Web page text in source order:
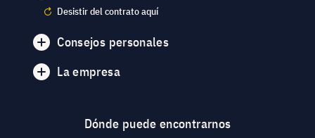
Desistir del contrato aquí
Consejos personales
La empresa
Dónde puede encontrarnos